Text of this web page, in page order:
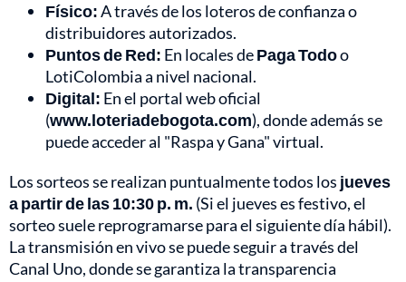
Físico:A través de los loteros de confianza o
distribuidores autorizados.
Puntos de Red: En locales dePaga Todoo
LotiColombia a nivel nacional.
Digital: En el portal web oficial
(www.loteriadebogota.com), donde además se
puede acceder al "Raspa y Gana" virtual.
Los sorteos se realizan puntualmente todos los jueves
a partir de las 10:30 p. m. (Si el jueves es festivo, el
sorteo suele reprogramarse para el siguiente día hábil).
La transmisión en vivo se puede seguir a través del
Canal Uno, donde se garantiza la transparencia